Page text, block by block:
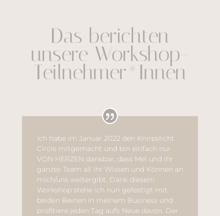
Das berichten
unsere Workshop-
Teilnehmer*Innen
Ich habe im Januar 2022 den Knirpslicht
Circle mitgemacht und bin einfach nur
VON HERZEN dankbar, dass Mel und ihr
ganzes Team all ihr Wissen und Können an
mich/uns weitergibt. Dank diesem
Workshop stehe ich nun gefestigt mit
beiden Beinen in meinem Business und
profitiere jeden Tag aufs Neue davon. Der